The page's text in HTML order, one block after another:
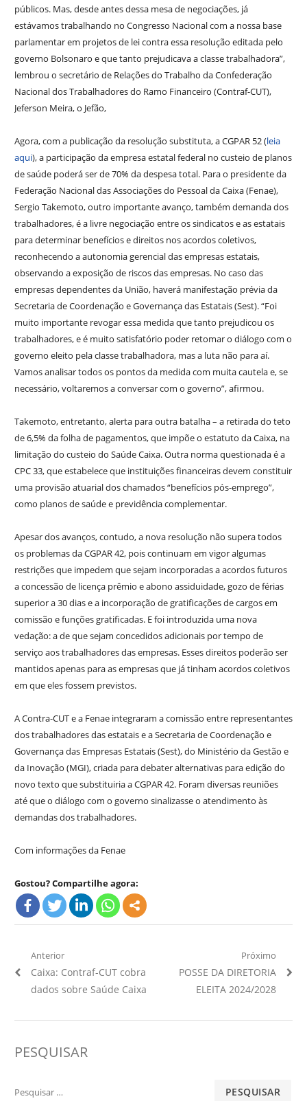
públicos. Mas, desde antes dessa mesa de negociações, já
estávamos trabalhando no Congresso Nacional com a nossa base
parlamentar em projetos de lei contra essa resolução editada pelo
governo Bolsonaro e que tanto prejudicava a classe trabalhadora”,
lembrou o secretário de Relações do Trabalho da Confederação
Nacional dos Trabalhadores do Ramo Financeiro (Contraf-CUT),
Jeferson Meira, o Jefão,
Agora, com a publicação da resolução substituta, a CGPAR 52 (leia
aqui), a participação da empresa estatal federal no custeio de planos
de saúde poderá ser de 70% da despesa total. Para o presidente da
Federação Nacional das Associações do Pessoal da Caixa (Fenae),
Sergio Takemoto, outro importante avanço, também demanda dos
trabalhadores, é a livre negociação entre os sindicatos e as estatais
para determinar benefícios e direitos nos acordos coletivos,
reconhecendo a autonomia gerencial das empresas estatais,
observando a exposição de riscos das empresas. No caso das
empresas dependentes da União, haverá manifestação prévia da
Secretaria de Coordenação e Governança das Estatais (Sest). “Foi
muito importante revogar essa medida que tanto prejudicou os
trabalhadores, e é muito satisfatório poder retomar o diálogo com o
governo eleito pela classe trabalhadora, mas a luta não para aí.
Vamos analisar todos os pontos da medida com muita cautela e, se
necessário, voltaremos a conversar com o governo”, afirmou.
Takemoto, entretanto, alerta para outra batalha – a retirada do teto
de 6,5% da folha de pagamentos, que impõe o estatuto da Caixa, na
limitação do custeio do Saúde Caixa. Outra norma questionada é a
CPC 33, que estabelece que instituições financeiras devem constituir
uma provisão atuarial dos chamados “benefícios pós-emprego”,
como planos de saúde e previdência complementar.
Apesar dos avanços, contudo, a nova resolução não supera todos
os problemas da CGPAR 42, pois continuam em vigor algumas
restrições que impedem que sejam incorporadas a acordos futuros
a concessão de licença prêmio e abono assiduidade, gozo de férias
superior a 30 dias e a incorporação de gratificações de cargos em
comissão e funções gratificadas. E foi introduzida uma nova
vedação: a de que sejam concedidos adicionais por tempo de
serviço aos trabalhadores das empresas. Esses direitos poderão ser
mantidos apenas para as empresas que já tinham acordos coletivos
em que eles fossem previstos.
A Contra-CUT e a Fenae integraram a comissão entre representantes
dos trabalhadores das estatais e a Secretaria de Coordenação e
Governança das Empresas Estatais (Sest), do Ministério da Gestão e
da Inovação (MGI), criada para debater alternativas para edição do
novo texto que substituiria a CGPAR 42. Foram diversas reuniões
até que o diálogo com o governo sinalizasse o atendimento às
demandas dos trabalhadores.
Com informações da Fenae
Gostou? Compartilhe agora:
Navegação
de
Anterior
Artigo
Anterior:
Caixa: Contraf-CUT cobra
dados sobre Saúde Caixa
Próximo
Próximo
Artigo:
POSSE DA DIRETORIA
ELEITA 2024/2028
PESQUISAR
Pesquisar